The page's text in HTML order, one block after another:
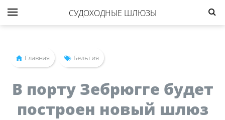
СУДОХОДНЫЕ ШЛЮЗЫ
Главная Бельгия
В порту Зебрюгге будет
построен новый шлюз